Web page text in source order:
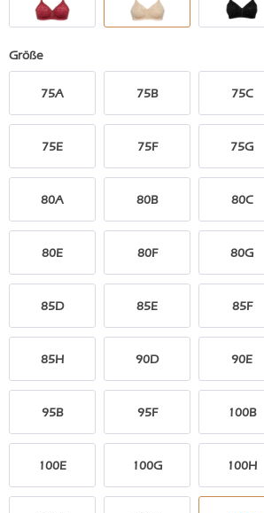
Größe
75A 75B 75C
75E 75F 75G
80A 80B 80C
80E 80F 80G
85D 85E 85F
85H 90D 90E
95B 95F 100B
100E 100G 100H